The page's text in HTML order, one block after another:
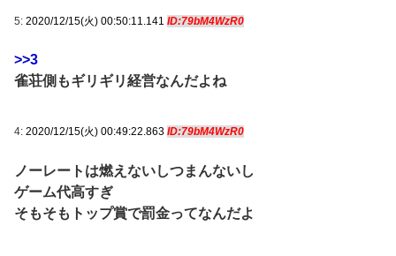
5: 2020/12/15(火) 00:50:11.141 ID:79bM4WzR0
>>3
雀荘側もギリギリ経営なんだよね
4: 2020/12/15(火) 00:49:22.863 ID:79bM4WzR0
ノーレートは燃えないしつまんないし
ゲーム代高すぎ
そもそもトップ賞で罰金ってなんだよ